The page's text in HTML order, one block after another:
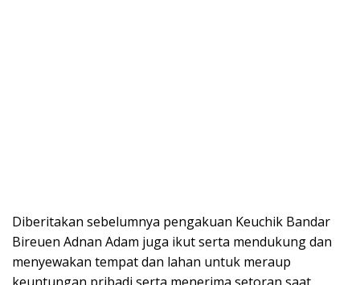
Diberitakan sebelumnya pengakuan Keuchik Bandar
Bireuen Adnan Adam juga ikut serta mendukung dan
menyewakan tempat dan lahan untuk meraup